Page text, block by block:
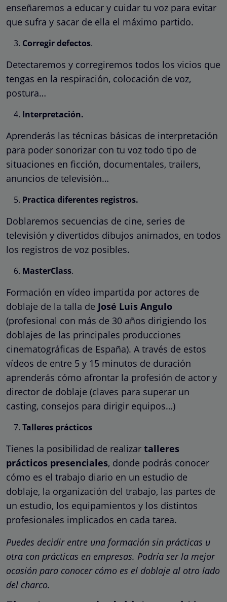
enseñaremos a educar y cuidar tu voz para evitar
que sufra y sacar de ella el máximo partido.
Corregir defectos.
Detectaremos y corregiremos todos los vicios que
tengas en la respiración, colocación de voz,
postura…
Interpretación.
Aprenderás las técnicas básicas de interpretación
para poder sonorizar con tu voz todo tipo de
situaciones en ficción, documentales, trailers,
anuncios de televisión…
Practica diferentes registros.
Doblaremos secuencias de cine, series de
televisión y divertidos dibujos animados, en todos
los registros de voz posibles.
MasterClass.
Formación en vídeo impartida por actores de
doblaje de la talla de José Luis Angulo
(profesional con más de 30 años dirigiendo los
doblajes de las principales producciones
cinematográficas de España). A través de estos
vídeos de entre 5 y 15 minutos de duración
aprenderás cómo afrontar la profesión de actor y
director de doblaje (claves para superar un
casting, consejos para dirigir equipos…)
Talleres prácticos
Tienes la posibilidad de realizar talleres
prácticos presenciales, donde podrás conocer
cómo es el trabajo diario en un estudio de
doblaje, la organización del trabajo, las partes de
un estudio, los equipamientos y los distintos
profesionales implicados en cada tarea.
Puedes decidir entre una formación sin prácticas u
otra con prácticas en empresas. Podría ser la mejor
ocasión para conocer cómo es el doblaje al otro lado
del charco.